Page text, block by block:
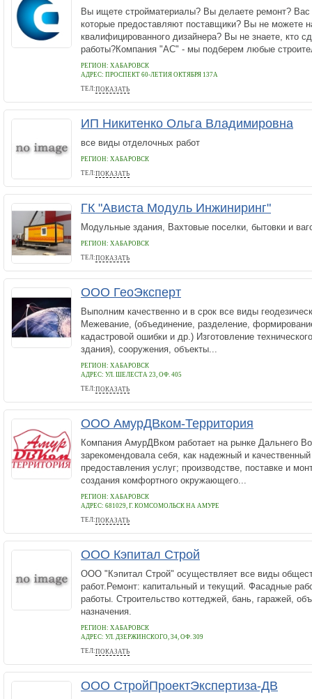
Вы ищете стройматериалы? Вы делаете ремонт?
которые предоставляют поставщики? Вы не можете
квалифицированного дизайнера? Вы не знаете, кто
работы?Компания "АС" - мы подберем любые
РЕГИОН: ХАБАРОВСК
АДРЕС: ПРОСПЕКТ 60-ЛЕТИЯ ОКТЯБРЯ 137А
ТЕЛ:ПОКАЗАТЬ
+7(4212) 658865
ИП Никитенко Ольга Владимировна
все виды отделочных работ
РЕГИОН: ХАБАРОВСК
ТЕЛ:ПОКАЗАТЬ
+79241171250
ГК "Ависта Модуль Инжиниринг"
Модульные здания, Вахтовые поселки, бытовки и
РЕГИОН: ХАБАРОВСК
ТЕЛ:ПОКАЗАТЬ
8(800)333-61-31
ООО ГеоЭксперт
Выполним качественно и в срок все виды
Межевание, (объединение, разделение,
кадастровой ошибки и др.) Изготовление
здания), сооружения, объекты...
РЕГИОН: ХАБАРОВСК
АДРЕС: УЛ. ШЕЛЕСТА 23, ОФ. 405
ТЕЛ:ПОКАЗАТЬ
8-924-404-1664
ООО АмурДВком-Территория
Компания АмурДВком работает на рынке Дальнего
зарекомендовала себя, как надежный и
предоставления услуг; производстве, поставке и
создания комфортного окружающего...
РЕГИОН: ХАБАРОВСК
АДРЕС: 681029, Г. КОМСОМОЛЬСК НА АМУРЕ
ТЕЛ:ПОКАЗАТЬ
+74217322222
ООО Кэпитал Строй
ООО "Кэпитал Строй" осуществляет все виды
работ.Ремонт: капитальный и текущий. Фасадные
работы. Строительство коттеджей, бань, гаражей,
назначения.
РЕГИОН: ХАБАРОВСК
АДРЕС: УЛ. ДЗЕРЖИНСКОГО, 34, ОФ. 309
ТЕЛ:ПОКАЗАТЬ
680049
ООО СтройПроектЭкспертиза-ДВ